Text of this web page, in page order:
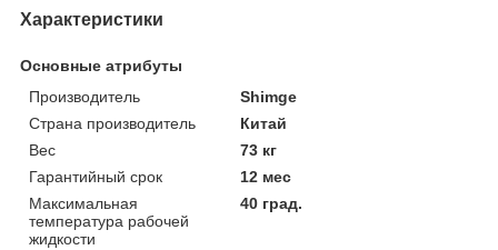
Характеристики
Основные атрибуты
Производитель
Shimge
Страна производитель
Китай
Вес
73 кг
Гарантийный срок
12 мес
Максимальная
температура рабочей
жидкости
40 град.